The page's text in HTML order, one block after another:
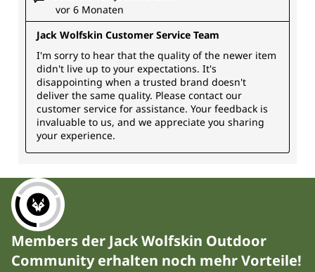
Members der Jack Wolfskin Outdoor
Community erhalten noch mehr Vorteile!